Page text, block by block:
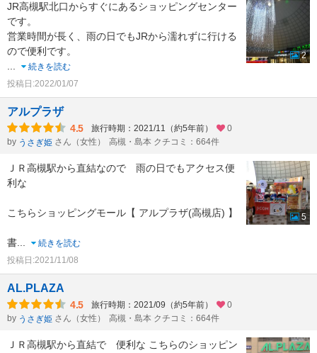
JR高槻駅北口からすぐにあるショッピングセンター
です。
営業時間が長く、雨の日でもJRから濡れずに行ける
ので便利です。
...
続きを読む
投稿日:2022/01/07
2
アルプラザ
4.5 旅行時期：2021/11（約5年前）
0
by うさぎ姫 さん（女性） 高槻・島本 クチコミ：664件
ＪＲ高槻駅から直結なので 雨の日でもアクセス便
利な
こちらショッピングモール【 アルプラザ(高槻店) 】
書...
続きを読む
投稿日:2021/11/08
5
AL.PLAZA
4.5 旅行時期：2021/09（約5年前）
0
by うさぎ姫 さん（女性） 高槻・島本 クチコミ：664件
ＪＲ高槻駅から直結で 便利な こちらのショッピン